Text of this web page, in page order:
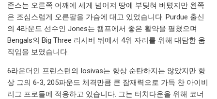
존스는 오른쪽 어깨에 세게 넘어져 땅에 부딪혀 버텼지만 왼쪽
은 조심스럽게 오른팔을 가슴에 대고 있었습니다. Purdue 출신
의 4라운드 선수인 Jones는 캠프에서 좋은 활약을 펼쳤으며
Bengals의 Big Three 리시버 뒤에서 4위 자리를 위해 대담한 움
직임을 보였습니다.
6라운더인 프린스턴의 Iosivas는 항상 순탄하지는 않았지만 항
상 그의 6-3, 205파운드 체격만큼 큰 잠재력으로 가득 찬 아이비
리그 프로들에 적응하고 있습니다. 그는 터치다운을 위해 코너